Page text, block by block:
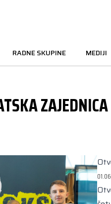
RADNE SKUPINE MEDIJI